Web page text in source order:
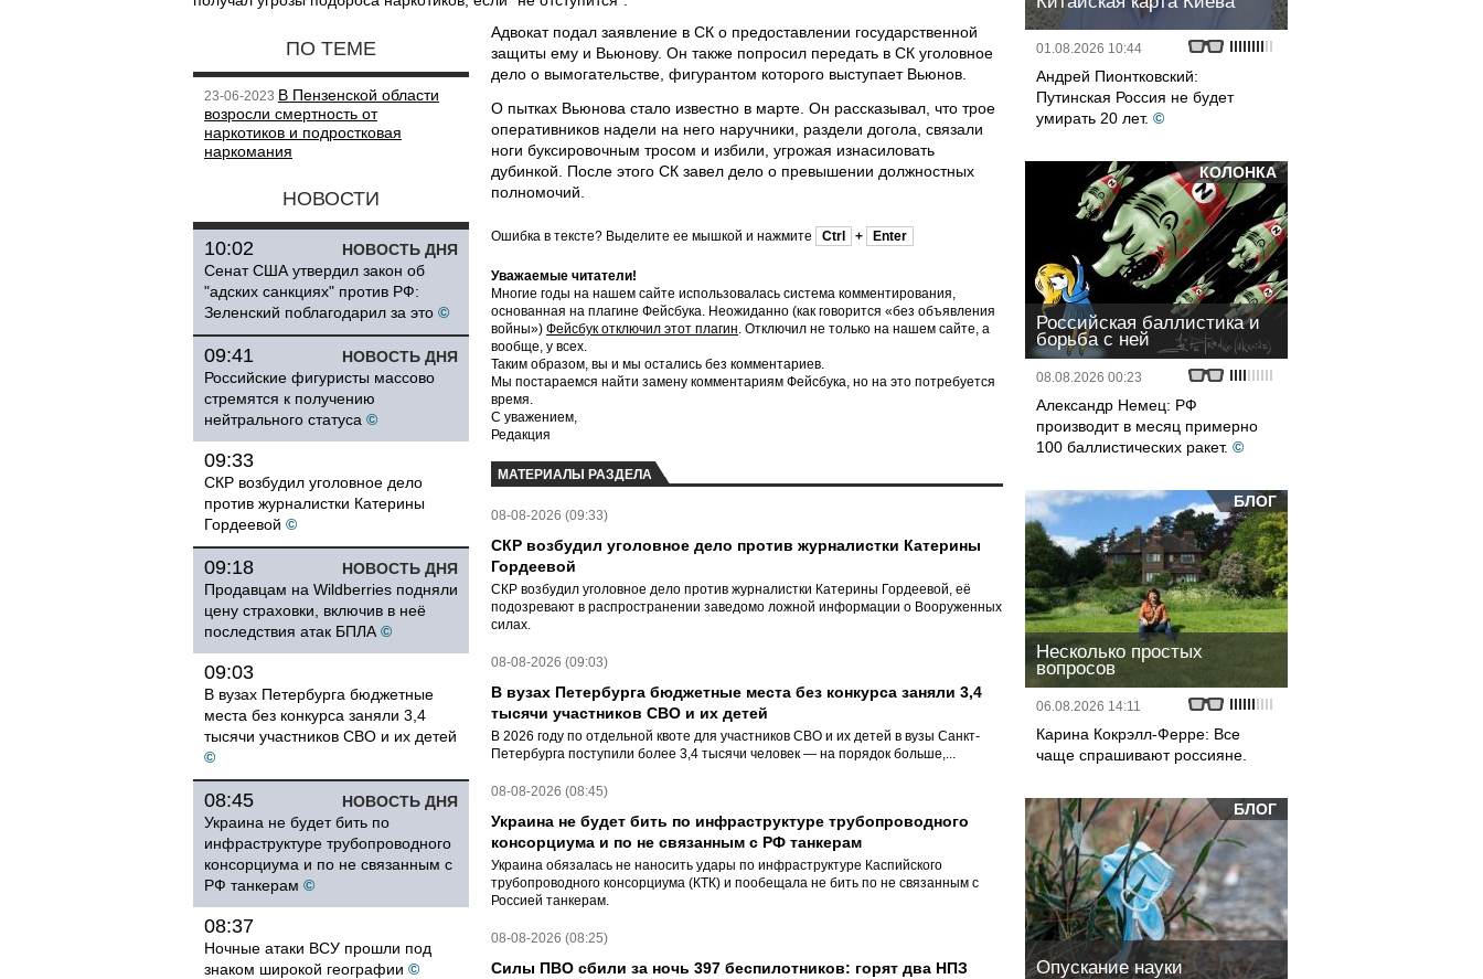
ПО ТЕМЕ
23-06-2023 В Пензенской области
возросли смертность от
наркотиков и подростковая
наркомания
НОВОСТИ
НОВОСТЬ ДНЯ
10:02
Сенат США утвердил закон об
"адских санкциях" против РФ:
Зеленский поблагодарил за это ©
НОВОСТЬ ДНЯ
09:41
Российские фигуристы массово
стремятся к получению
нейтрального статуса ©
09:33
СКР возбудил уголовное дело
против журналистки Катерины
Гордеевой ©
НОВОСТЬ ДНЯ
09:18
Продавцам на Wildberries подняли
цену страховки, включив в неё
последствия атак БПЛА ©
09:03
В вузах Петербурга бюджетные
места без конкурса заняли 3,4
тысячи участников СВО и их детей
©
НОВОСТЬ ДНЯ
08:45
Украина не будет бить по
инфраструктуре трубопроводного
консорциума и по не связанным с
РФ танкерам ©
08:37
Ночные атаки ВСУ прошли под
знаком широкой географии ©
Адвокат подал заявление в СК о предоставлении государственной
защиты ему и Вьюнову. Он также попросил передать в СК уголовное
дело о вымогательстве, фигурантом которого выступает Вьюнов.
О пытках Вьюнова стало известно в марте. Он рассказывал, что трое
оперативников надели на него наручники, раздели догола, связали
ноги буксировочным тросом и избили, угрожая изнасиловать
дубинкой. После этого СК завел дело о превышении должностных
полномочий.
Ошибка в тексте? Выделите ее мышкой и нажмите Ctrl + Enter
Уважаемые читатели!
Многие годы на нашем сайте использовалась система комментирования,
основанная на плагине Фейсбука. Неожиданно (как говорится «без объявления
войны») Фейсбук отключил этот плагин. Отключил не только на нашем сайте, а
вообще, у всех.
Таким образом, вы и мы остались без комментариев.
Мы постараемся найти замену комментариям Фейсбука, но на это потребуется
время.
С уважением,
Редакция
МАТЕРИАЛЫ РАЗДЕЛА
08-08-2026 (09:33)
СКР возбудил уголовное дело против журналистки Катерины
Гордеевой
СКР возбудил уголовное дело против журналистки Катерины Гордеевой, её
подозревают в распространении заведомо ложной информации о Вооруженных
силах.
08-08-2026 (09:03)
В вузах Петербурга бюджетные места без конкурса заняли 3,4
тысячи участников СВО и их детей
В 2026 году по отдельной квоте для участников СВО и их детей в вузы Санкт-
Петербурга поступили более 3,4 тысячи человек — на порядок больше,...
08-08-2026 (08:45)
Украина не будет бить по инфраструктуре трубопроводного
консорциума и по не связанным с РФ танкерам
Украина обязалась не наносить удары по инфраструктуре Каспийского
трубопроводного консорциума (КТК) и пообещала не бить по не связанным с
Россией танкерам.
08-08-2026 (08:25)
Силы ПВО сбили за ночь 397 беспилотников: горят два НПЗ
01.08.2026 10:44
Андрей Пионтковский:
Путинская Россия не будет
умирать 20 лет. ©
КОЛОНКА
Российская баллистика и
борьба с ней
08.08.2026 00:23
Александр Немец: РФ
производит в месяц примерно
100 баллистических ракет. ©
БЛОГ
Несколько простых
вопросов
06.08.2026 14:11
Карина Кокрэлл-Ферре: Все
чаще спрашивают россияне.
БЛОГ
Опускание науки